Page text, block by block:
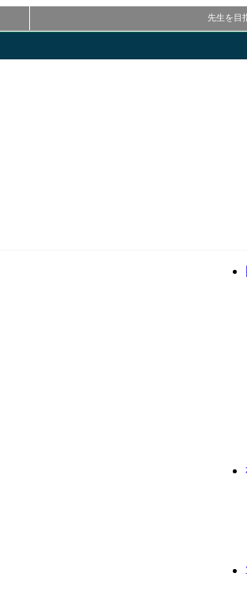
先生を目